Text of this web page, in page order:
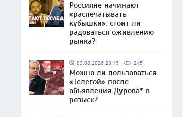
Россияне начинают
«распечатывать
кубышки»: стоит ли
радоваться оживлению
рынка?
03.08.2026 23:15 245
Можно ли пользоваться
«Телегой» после
объявления Дурова* в
розыск?